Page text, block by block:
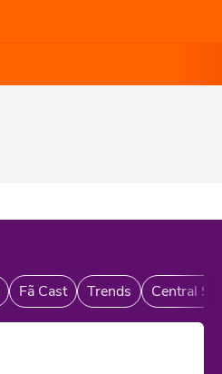
Fã Cast Trends Central